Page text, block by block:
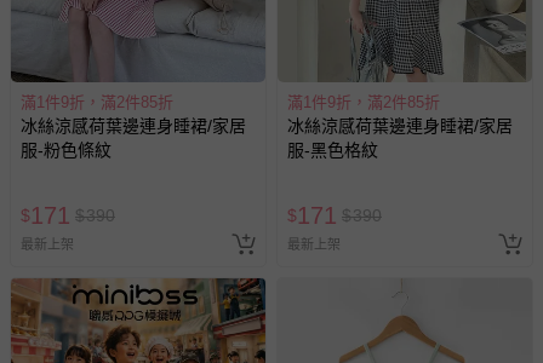
滿1件9折，滿2件85折
冰絲涼感荷葉邊連身睡裙/家居
服-粉色條紋
$171 $390
最新上架
滿1件9折，滿2件85折
冰絲涼感荷葉邊連身睡裙/家居
服-黑色格紋
$171 $390
最新上架